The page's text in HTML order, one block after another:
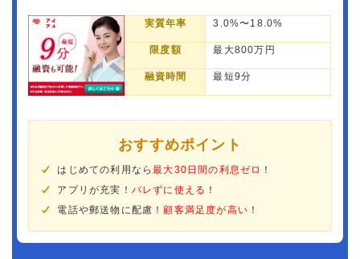
実質年率 3.0%〜18.0%
限度額 最大800万円
融資時間 最短9分
おすすめポイント
はじめての利用なら最大30日間の利息ゼロ ！
アプリが充実！ バレずに使える ！
電話や郵送物に配慮！ 顧客満足度が高い ！